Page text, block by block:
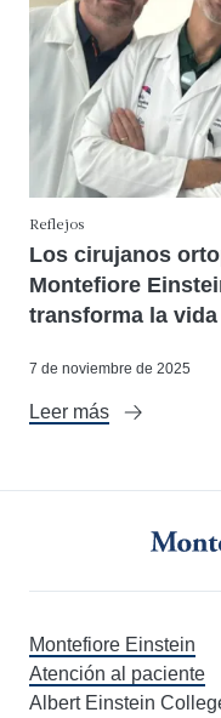
Reflejos
Los cirujanos
Montefiore
transforma la
7 de noviembre de 2025
Leer más
Montefiore Einstein
Atención al paciente
Albert Einstein